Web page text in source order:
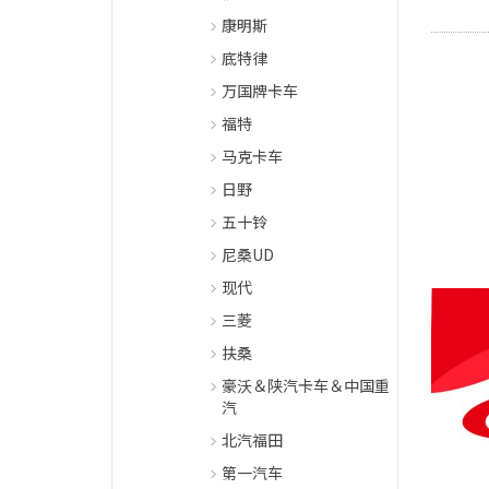
康明斯
底特律
万国牌卡车
福特
马克卡车
日野
五十铃
尼桑UD
现代
三菱
扶桑
豪沃＆陕汽卡车＆中国重
汽
北汽福田
第一汽车